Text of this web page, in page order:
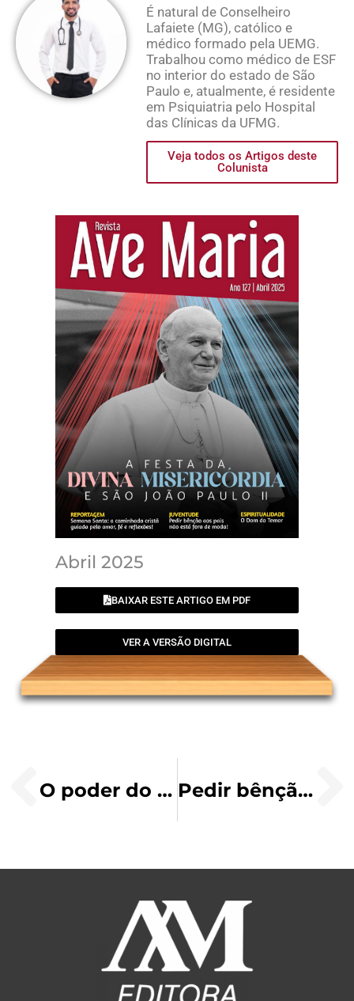
É natural de Conselheiro
Lafaiete (MG), católico e
médico formado pela UEMG.
Trabalhou como médico de ESF
no interior do estado de São
Paulo e, atualmente, é residente
em Psiquiatria pelo Hospital
das Clínicas da UFMG.
Veja todos os Artigos deste
Colunista
Abril 2025
BAIXAR ESTE ARTIGO EM PDF
VER A VERSÃO DIGITAL
O poder do amor familiar como caminho de salvação Pedir bênção aos pais não está fora de moda!